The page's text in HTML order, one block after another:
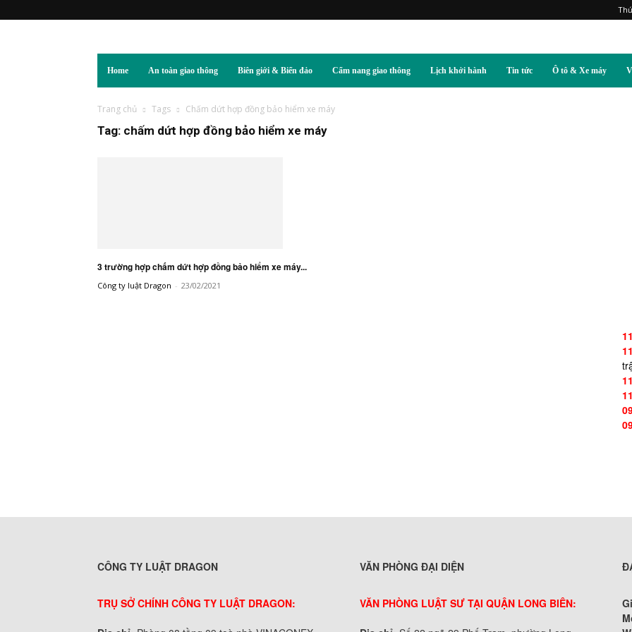
Home An toàn giao thông Biên giới & Biển đảo Cẩm nang giao thông Lịch khởi hành Tin tức Ô tô & Xe máy
Trang chủ Tags Chấm dứt hợp đồng bảo hiểm xe máy
Tag: chấm dứt hợp đồng bảo hiểm xe máy
3 trường hợp chấm dứt hợp đồng bảo hiểm xe máy...
Công ty luật Dragon - 23/02/2021
CÔNG TY LUẬT DRAGON
TRỤ SỞ CHÍNH CÔNG TY LUẬT DRAGON:
VĂN PHÒNG ĐẠI DIỆN
VĂN PHÒNG LUẬT SƯ TẠI QUẬN LONG BIÊN: